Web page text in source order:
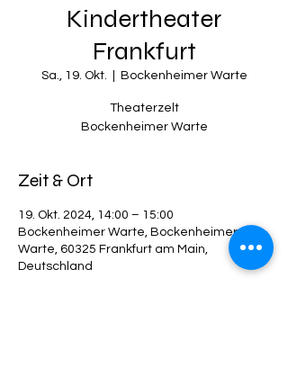
Kindertheater
Frankfurt
Sa., 19. Okt. Bockenheimer Warte
Theaterzelt
Zeit & Ort
19. Okt. 2024, 14:00 – 15:00
Bockenheimer Warte, Bockenheimer
Warte, 60325 Frankfurt am Main,
Deutschland